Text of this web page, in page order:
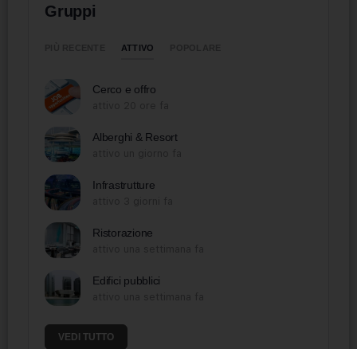
Gruppi
ATTIVO
Cerco e offro
Alberghi & Resort
Infrastrutture
Ristorazione
Edifici pubblici
VEDI TUTTO